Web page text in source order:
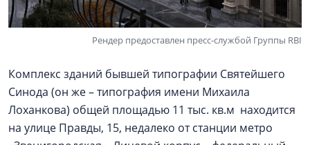
Рендер предоставлен пресс-службой Группы RBI
Комплекс зданий бывшей типографии Святейшего
Синода (он же – типография имени Михаила
Лоханкова) общей площадью 11 тыс. кв.м находится
на улице Правды, 15, недалеко от станции метро